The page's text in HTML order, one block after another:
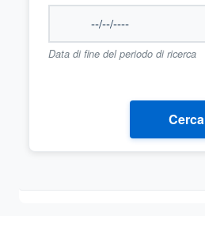
Data di fine del periodo di ricerca
Cerca